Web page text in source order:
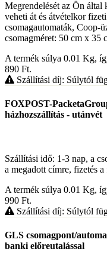
Megrendelését az Ön által
veheti át és átvételkor
csomagautomaták, Coop-
csomagméret: 50 cm x 35
A termék súlya 0.01 Kg,
890 Ft.
Szállítási díj: Súlytól
FOXPOST-
házhozszállítás - utánvét
Szállítási idő: 1-3 nap, a
a megadott címre, fizetés a
A termék súlya 0.01 Kg,
990 Ft.
Szállítási díj: Súlytól
GLS csomagpont/
banki előreutalással